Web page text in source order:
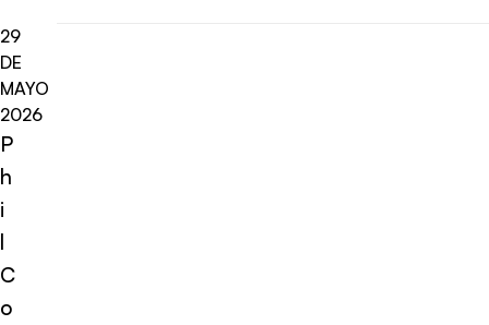
29
DE
MAYO
2026
P
h
i
l
C
o